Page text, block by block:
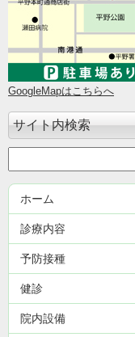
GoogleMapはこちらへ
サイト内検索
ホーム
診療内容
予防接種
健診
院内設備